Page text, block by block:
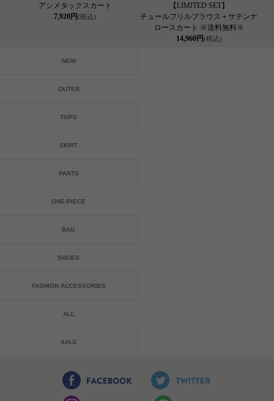
アシメタックスカート
7,920円(税込)
【LIMITED SET】
チュールフリルブラウス＋サテンナ
ロースカート ※送料無料※
14,960円(税込)
NEW
OUTER
TOPS
SKIRT
PANTS
ONE-PIECE
BAG
SHOES
FASHION ACCESSORIES
ALL
SALE